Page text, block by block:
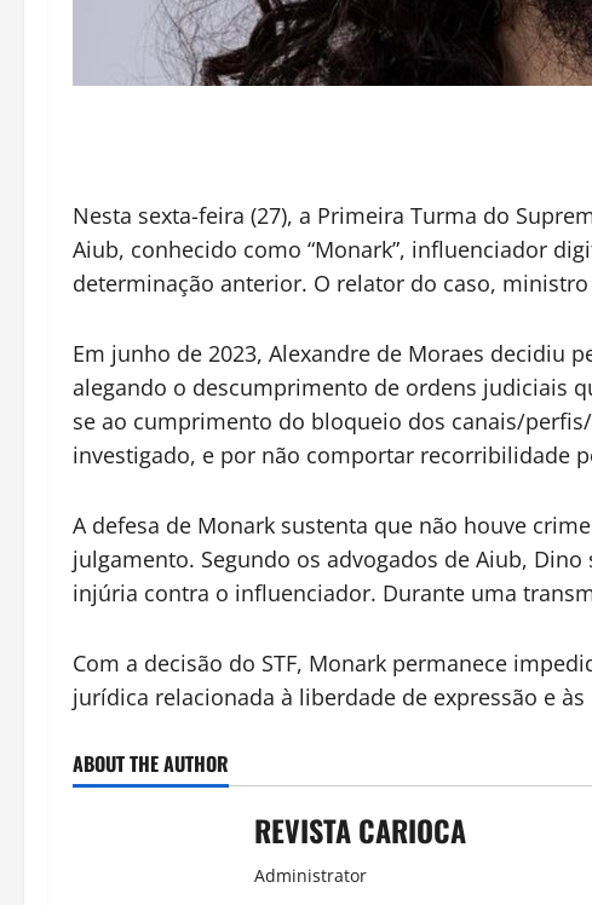
Nesta sexta-feira (27), a Primeira Turma do
Aiub, conhecido como “Monark”, influenciador
determinação anterior. O relator do caso,
Em junho de 2023, Alexandre de Moraes decidiu
alegando o descumprimento de ordens judiciais
se ao cumprimento do bloqueio dos canais/
investigado, e por não comportar recorribilidade
A defesa de Monark sustenta que não houve
julgamento. Segundo os advogados de Aiub,
injúria contra o influenciador. Durante uma
Com a decisão do STF, Monark permanece
jurídica relacionada à liberdade de expressão e
ABOUT THE AUTHOR
REVISTA CARIOCA
Administrator